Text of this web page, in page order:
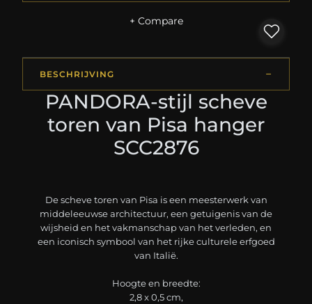
+ Compare
BESCHRIJVING
PANDORA-stijl scheve
toren van Pisa hanger
SCC2876
De scheve toren van Pisa is een meesterwerk van
middeleeuwse architectuur, een getuigenis van de
wijsheid en het vakmanschap van het verleden, en
een iconisch symbool van het rijke culturele erfgoed
van Italië.
Hoogte en breedte:
2,8 x 0,5 cm,